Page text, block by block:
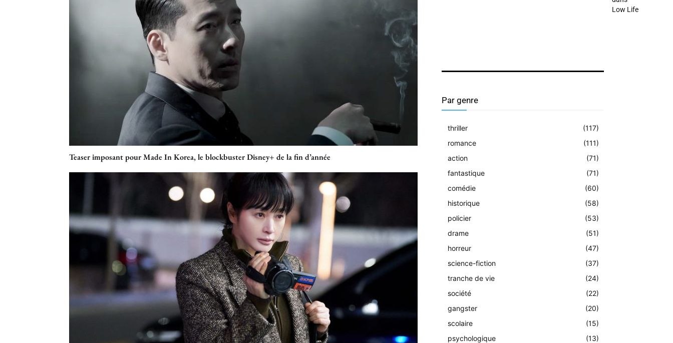
Teaser imposant pour Made In Korea, le blockbuster Disney+ de la fin d’année
Low Life
Par genre
thriller
(117)
romance
(111)
action
(71)
fantastique
(71)
comédie
(60)
historique
(58)
policier
(53)
drame
(51)
horreur
(47)
science-fiction
(37)
tranche de vie
(24)
société
(22)
gangster
(20)
scolaire
(15)
psychologique
(13)